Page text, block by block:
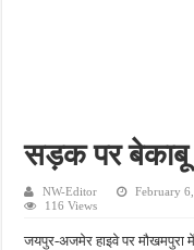
दिव्यांगजन सशक्तीकरण में उत्कृष्ट
सड़क पर
NW-Editor February
116 Views
जयपुर-अजमेर हाइवे पर